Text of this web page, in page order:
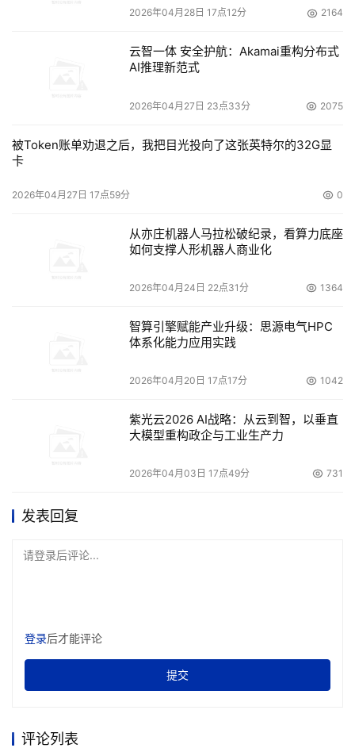
VCS/GCM集成，可以构成完整的灾难恢复解决方案；
多平台环境下的大量应用，支持SAN环境下的2到32节点的
服务器集群以及应用的远程切换；SANPoint Control可以
将各种品牌的存储设备整合成一个新的SAN设备，帮助企业
而VERITAS的CommandCentral系列产品，为IT部门提
供了可衡量、可计算并与业务需求相匹配的核心工具，它可
量、使用情况、费用等信息。此外，堪称典范的应用性能管
理方案工具VERITAS i3，可以从包括Web、数据库、存储
设备、主机系统、业务逻辑层、网络等在内的应用运行的IT
环境中进行管理，同时对每一种IT部件都用相应的应用监控
和分析优化，它利用观察的实际数据，来发现问题、定位和
分析问题，以及解决问题，这种自动化的勘察能力已经成为
将与VERITAS的Foundation、Cluster Server、Volume
存储各层面的性能管理，还可以通过深度集成提供更好的应
逻辑出发点。通过不断完善“效用计算”产品，VERITAS将引
2026年04月28日 17点12分 2164
云智一体 安全护航：Akamai重构分布式
AI推理新范式
2026年04月27日 23点33分 2075
被Token账单劝退之后，我把目光投向了这张英特尔的32G显
卡
2026年04月27日 17点59分 0
从亦庄机器人马拉松破纪录，看算力底座
如何支撑人形机器人商业化
2026年04月24日 22点31分 1364
智算引擎赋能产业升级：思源电气HPC
体系化能力应用实践
2026年04月20日 17点17分 1042
紫光云2026 AI战略：从云到智，以垂直
大模型重构政企与工业生产力
2026年04月03日 17点49分 731
发表回复
请登录后评论...
登录后才能评论
提交
评论列表